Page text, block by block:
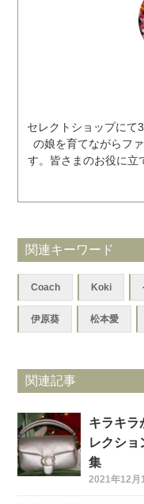
セレクトショップにて
の娘を育てながらフ
す。皆さまのお役に立
関連キーワード
Coach Koki
伊原葵 松本愛
関連記事
キラキ
レクショ
集
2021年12月